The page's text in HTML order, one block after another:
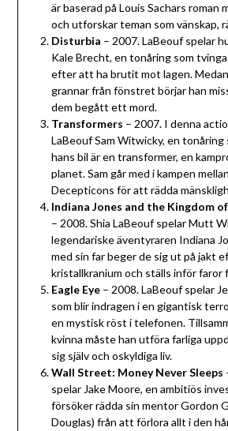
är baserad på Louis Sachars roman
och utforskar teman som vänskap,
Disturbia – 2007. LaBeouf spelar
Kale Brecht, en tonåring som
efter att ha brutit mot lagen. Medan
grannar från fönstret börjar han
dem begått ett mord.
Transformers – 2007. I denna
LaBeouf Sam Witwicky, en
hans bil är en transformer, en
planet. Sam går med i kampen
Decepticons för att rädda
Indiana Jones and the Kingdom
– 2008. Shia LaBeouf spelar Mutt
legendariske äventyraren Indiana
med sin far beger de sig ut på jakt
kristallkranium och ställs inför
Eagle Eye– 2008. LaBeouf spelar
som blir indragen i en gigantisk
en mystisk röst i telefonen.
kvinna måste han utföra farliga
sig själv och oskyldiga liv.
Wall Street: Money Never Sleeps
spelar Jake Moore, en ambitiös
försöker rädda sin mentor Gordon
Douglas) från att förlora allt i den